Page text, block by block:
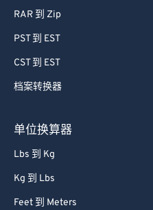
RAR 到 Zip
PST 到 EST
CST 到 EST
档案转换器
单位换算器
Lbs 到 Kg
Kg 到 Lbs
Feet 到 Meters